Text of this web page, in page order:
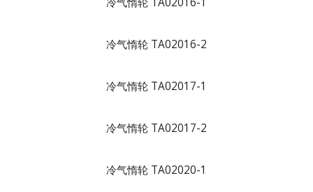
冷气惰轮 TA02016-2
冷气惰轮 TA02017-1
冷气惰轮 TA02017-2
冷气惰轮 TA02020-1